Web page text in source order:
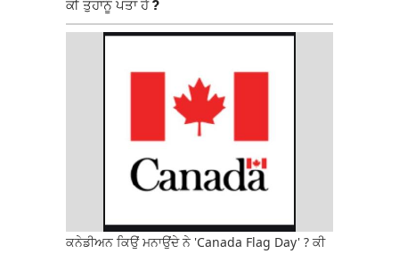
ਕੀ ਤੁਹਾਨੂੰ ਪਤਾ ਹੈ ?
ਕਨੇਡੀਅਨ ਕਿਉਂ ਮਨਾਉਂਦੇ ਨੇ 'Canada Flag Day' ? ਕੀ